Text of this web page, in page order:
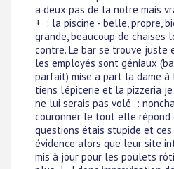
a deux pas de la notre mais
+ : la piscine - belle, propre,
grande, beaucoup de chaises
contre. Le bar se trouve juste
les employés sont géniaux
parfait) mise a part la dame à
tiens l'épicerie et la pizzeria
ne lui serais pas volé :
couronner le tout elle répond
questions étais stupide et
évidence alors que leur site
mis à jour pour les poulets